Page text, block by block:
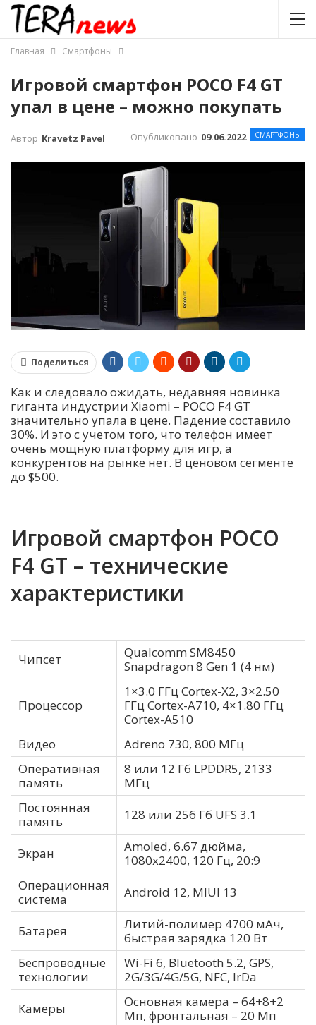
Главная Смартфоны
Игровой смартфон POCO F4 GT
упал в цене – можно покупать
СМАРТФОНЫ
Автор Kravetz Pavel Опубликовано 09.06.2022
Поделиться
Как и следовало ожидать, недавняя новинка
гиганта индустрии Xiaomi – POCO F4 GT
значительно упала в цене. Падение составило
30%. И это с учетом того, что телефон имеет
очень мощную платформу для игр, а
конкурентов на рынке нет. В ценовом сегменте
до $500.
Игровой смартфон POCO
F4 GT – технические
характеристики
Чипсет
Qualcomm SM8450
Snapdragon 8 Gen 1 (4 нм)
Процессор
1×3.0 ГГц Cortex-X2, 3×2.50
ГГц Cortex-A710, 4×1.80 ГГц
Cortex-A510
Видео
Adreno 730, 800 МГц
Оперативная
память
8 или 12 Гб LPDDR5, 2133
МГц
Постоянная
память
128 или 256 Гб UFS 3.1
Экран
Amoled, 6.67 дюйма,
1080х2400, 120 Гц, 20:9
Операционная
система
Android 12, MIUI 13
Батарея
Литий-полимер 4700 мАч,
быстрая зарядка 120 Вт
Беспроводные
технологии
Wi-Fi 6, Bluetooth 5.2, GPS,
2G/3G/4G/5G, NFC, IrDa
Камеры
Основная камера – 64+8+2
Мп, фронтальная – 20 Мп